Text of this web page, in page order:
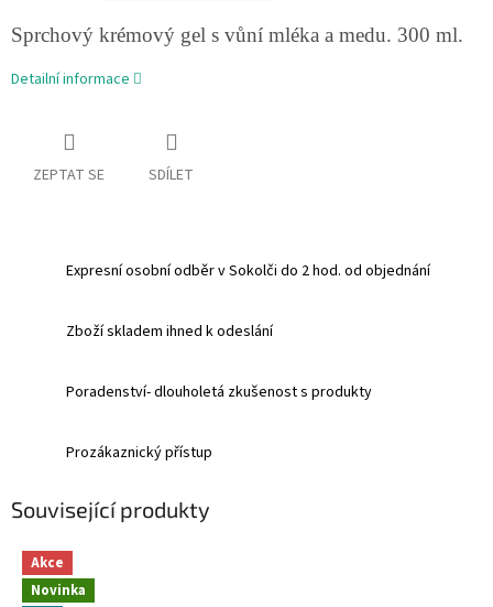
Sprchový krémový gel s vůní mléka a medu. 300 ml.
Detailní informace
ZEPTAT SE SDÍLET
Expresní osobní odběr v Sokolči do 2 hod. od objednání
Zboží skladem ihned k odeslání
Poradenství- dlouholetá zkušenost s produkty
Prozákaznický přístup
Související produkty
Akce
Novinka